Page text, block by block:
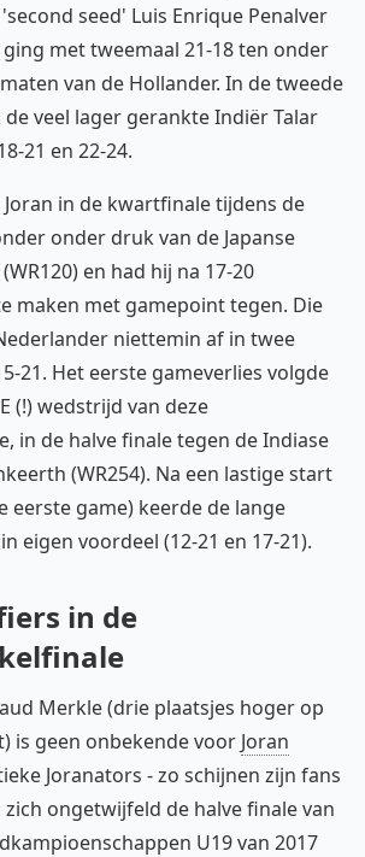
seed' Luis Enrique Penalver
ging met tweemaal 21-18 ten onder
van de Hollander. In de tweede
veel lager gerankte Indiër Talar
21 en 22-24.
in de kwartfinale tijdens de
onder druk van de Japanse
en had hij na 17-20
maken met gamepoint tegen. Die
niettemin af in twee
21. Het eerste gameverlies volgde
(!) wedstrijd van deze
in de halve finale tegen de Indiase
(WR254). Na een lastige start
eerste game) keerde de lange
eigen voordeel (12-21 en 17-21).
in de
Merkle (drie plaatsjes hoger op
is geen onbekende voor Joran
Joranators - zo schijnen zijn fans
ongetwijfeld de halve finale van
U19 van 2017